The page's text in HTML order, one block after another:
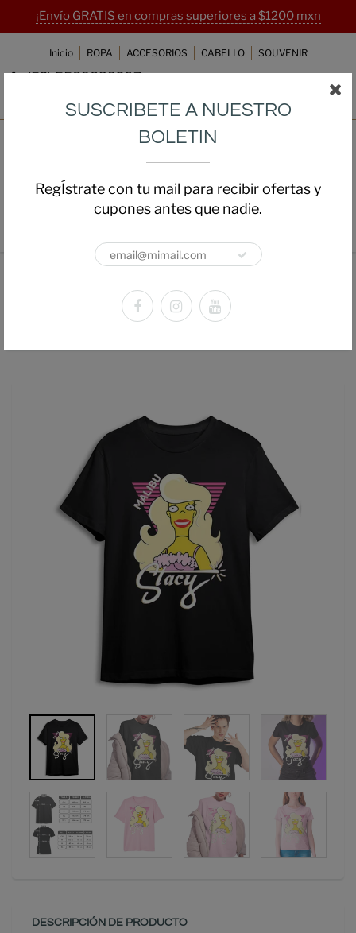
SUSCRIBETE A NUESTRO
BOLETIN
RegÍstrate con tu mail para recibir ofertas y
cupones antes que nadie.
¡Envío GRATIS en compras superiores a $1200 mxn
Inicio ROPA ACCESORIOS CABELLO SOUVENIR
(52) 5589839207
Playera Barbie Stacy Malibu
DESCRIPCIÓN DE PRODUCTO